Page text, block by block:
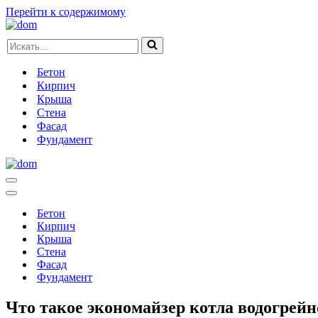
Перейти к содержимому
Искать...
Бетон
Кирпич
Крыша
Стена
Фасад
Фундамент
Меню
навигации
Меню
навигацииБетон
Кирпич
Крыша
Стена
Фасад
Фундамент
Что такое экономайзер котла